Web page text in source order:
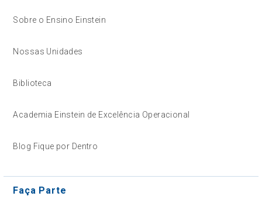
Sobre o Ensino Einstein
Nossas Unidades
Biblioteca
Academia Einstein de Excelência Operacional
Blog Fique por Dentro
Faça Parte